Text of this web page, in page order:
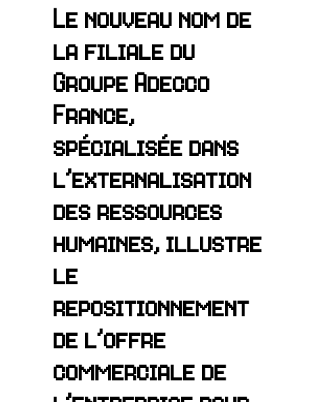
Le nouveau nom de
la filiale du
Groupe Adecco
France,
spécialisée dans
l’externalisation
des ressources
humaines, illustre
le
repositionnement
de l’offre
commerciale de